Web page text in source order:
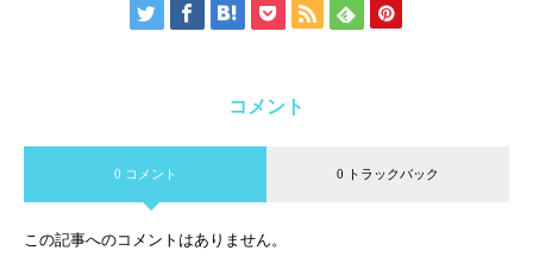
コメント
0 コメント 0 トラックバック
この記事へのコメントはありません。